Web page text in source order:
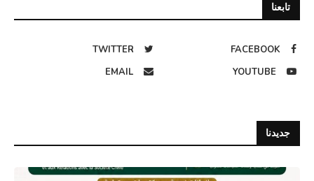
تابعنا
FACEBOOK
TWITTER
YOUTUBE
EMAIL
جديدنا